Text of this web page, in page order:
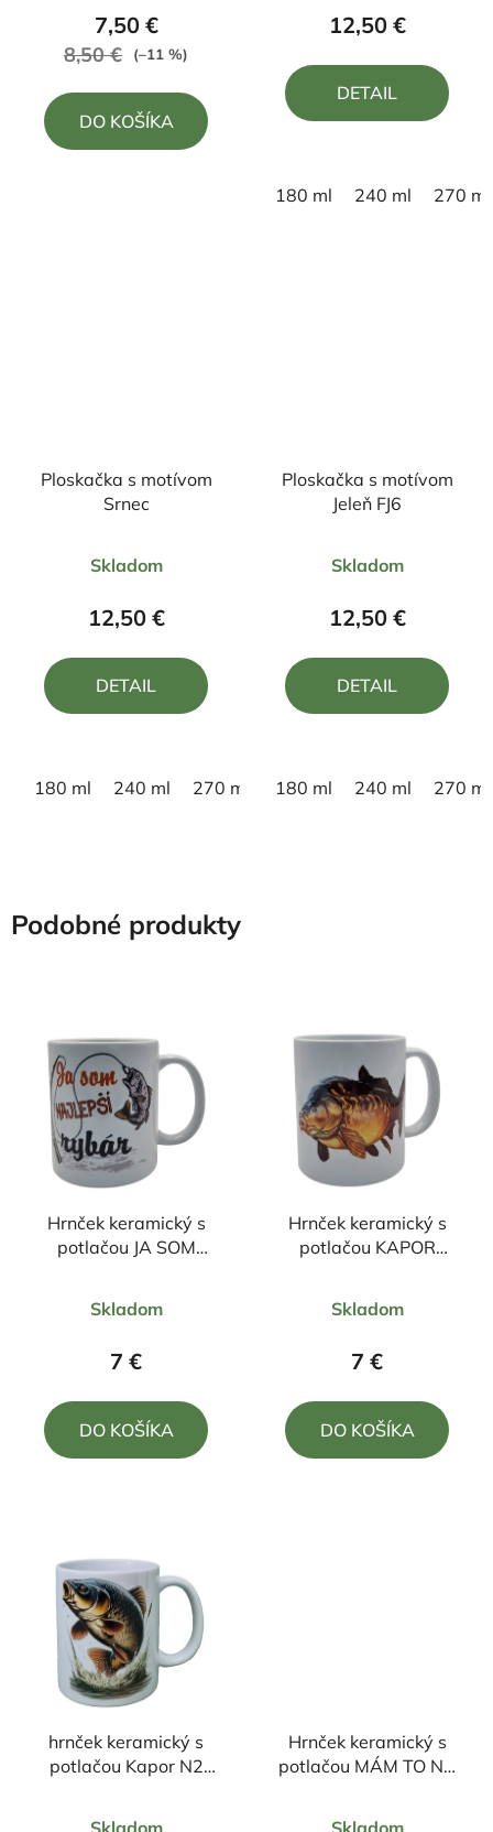
produktu
5
7,50 €
8,50 € (–11 %)
DO KOŠÍKA
produktu
5,0
z
12,50 €
DETAIL
180 ml 240 ml 270 ml
Ploskačka s motívom
Srnec
hodnotenie
produktu
z
Skladom
12,50 €
DETAIL
180 ml 240 ml 270 ml
Ploskačka s motívom
Jeleň FJ6
hodnotenie
produktu
z
Skladom
12,50 €
DETAIL
180 ml 240 ml 270 ml
Podobné produkty
Hrnček keramický s
potlačou JA SOM
hodnotenie
produktu
z
Skladom
7 €
DO KOŠÍKA
Hrnček keramický s
potlačou KAPOR
hodnotenie
produktu
z
Skladom
7 €
DO KOŠÍKA
hrnček keramický s
potlačou Kapor N2
Skladom
Hrnček keramický s
potlačou MÁM TO NA
Skladom